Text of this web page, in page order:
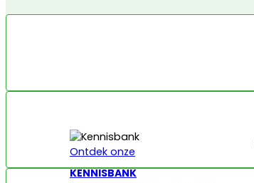
Ontdek onze
KENNISBANK